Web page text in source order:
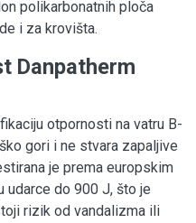
polikarbonatnih ploča
i za krovišta.
Danpatherm
otpornosti na vatru B-
gori i ne stvara zapaljive
je prema europskim
udarce do 900 J, što je
rizik od vandalizma ili